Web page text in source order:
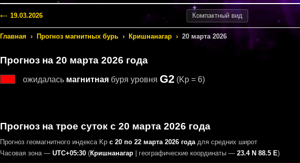
19.03.2026 Компактный вид
Главная › Прогноз магнитных бурь › Кришнанагар › 20 марта 2026
Прогнозна 20 марта 2026 года
ожидалась магнитная буря уровня G2(Kp = 6)
Прогноз на трое суток с 20 марта 2026 года
Прогноз геомагнитного индекса Kp с 20 по 22 марта 2026 годадля средних широт
Часовая зона — UTC+05:30(Кришнанагар| географические координаты — 23.4 N 88.5 E)